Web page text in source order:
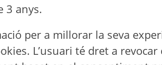
3 anys.
per a millorar la seva
L’usuari té dret a